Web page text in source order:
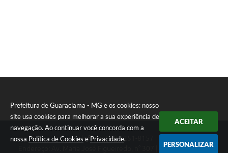
Prefeitura de Guaraciama - MG e os cookies: nosso
site usa cookies para melhorar a sua experiência de
navegação. Ao continuar você concorda com a
nossa Política de Cookies e Privacidade.
ACEITAR
PERSONALIZAR
Telefone: (38) 3251-8157
Endereço: Av. Maria José Figueiredo, n° 307 | CEP: 39397-000